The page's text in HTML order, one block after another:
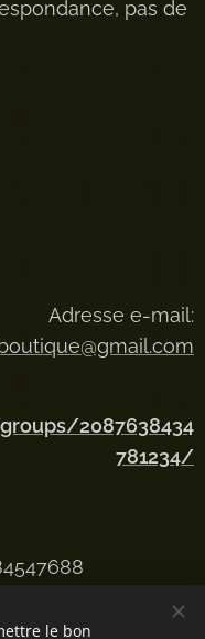
pas de
Adresse e-mail:
2087638434
781234/
le bon